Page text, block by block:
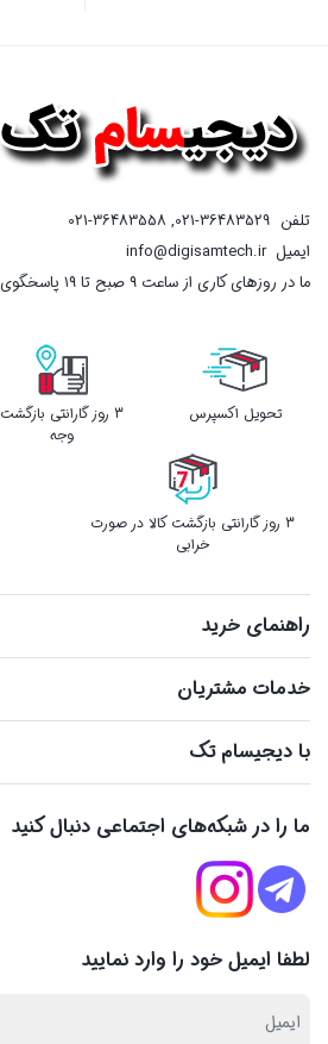
تلفن 021-36483529
,
021-36483558
ایمیلinfo@digisamtech.ir
ما در روزهای کاری از ساعت ۹ صبح تا ۱۹ پاسخگوی شما هستیم
تحویل اکسپرس
3 روز گارانتی بازگشت
وجه
3 روز گارانتی بازگشت کالا در صورت
خرابی
راهنمای خرید
خدمات مشتریان
با دیجیسام تک
ما را در شبکه‌های اجتماعی دنبال کنید
لطفا ایمیل خود را وارد نمایید